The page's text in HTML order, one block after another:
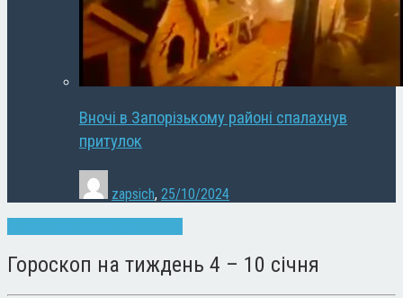
Вночі в Запорізькому районі спалахнув
притулок
zapsich, 25/10/2024
Гороскоп на тиждень 4 – 10 січня